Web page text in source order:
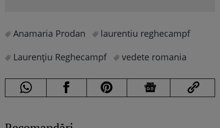
Anamaria Prodan
laurentiu reghecampf
Laurențiu Reghecampf
vedete romania